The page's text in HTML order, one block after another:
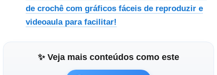
de crochê com gráficos fáceis de reproduzir e
videoaula para facilitar!
✨ Veja mais conteúdos como este